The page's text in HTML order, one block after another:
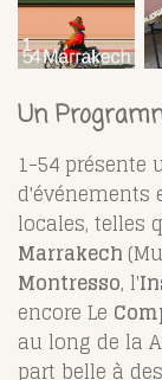
Un
1-54 présente
locales, telles
Marrakech
Montresso, l'
encore Le
au long de la
part belle à des